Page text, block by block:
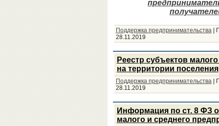
Поддержка предпринимательства|
28.11.2019
Реестр субъектов
на территории поселения
Поддержка предпринимательства|
28.11.2019
Информация по ст. 8 ФЗ
малого и среднего